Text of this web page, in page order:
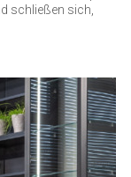
schließen sich,